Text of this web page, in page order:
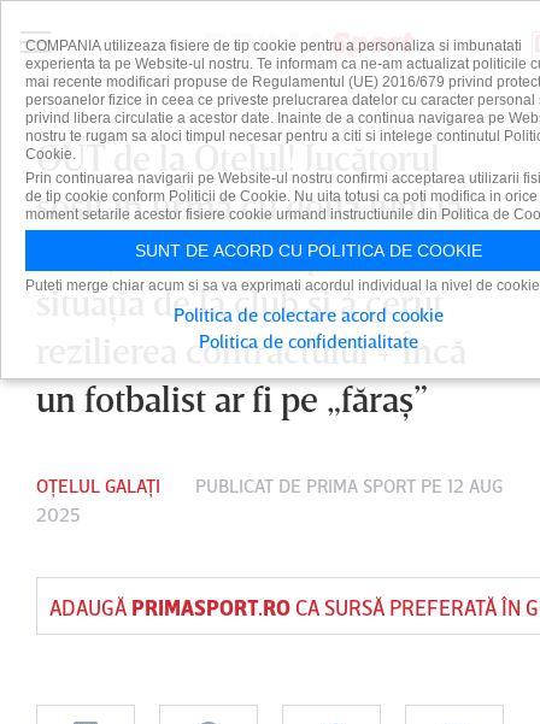
OUT de la Oţelul! Jucătorul
sosit în urmă cu două luni la
Galaţi nu a mai suportat
situaţia de la club şi a cerut
rezilierea contractului + Încă
un fotbalist ar fi pe „făraş”
OȚELUL GALAȚI PUBLICAT DE PRIMA SPORT PE 12 AUG
2025
ADAUGĂ PRIMASPORT.ROCA SURSĂ PREFERATĂ ÎN
COMPANIA utilizeaza fisiere de tip cookie pentru a personaliza si imbunatati
experienta ta pe Website-ul nostru. Te informam ca ne-am actualizat politicile
mai recente modificari propuse de Regulamentul (UE) 2016/679 privind
persoanelor fizice in ceea ce priveste prelucrarea datelor cu caracter personal
privind libera circulatie a acestor date. Inainte de a continua navigarea pe
nostru te rugam sa aloci timpul necesar pentru a citi si intelege continutul
Cookie.
Prin continuarea navigarii pe Website-ul nostru confirmi acceptarea utilizarii
de tip cookie conform Politicii de Cookie. Nu uita totusi ca poti modifica in orice
moment setarile acestor fisiere cookie urmand instructiunile din Politica de
SUNT DE ACORD CU POLITICA DE COOKIE
Puteti merge chiar acum si sa va exprimati acordul individual la nivel de
Politica de colectare acord cookie
Politica de confidentialitate